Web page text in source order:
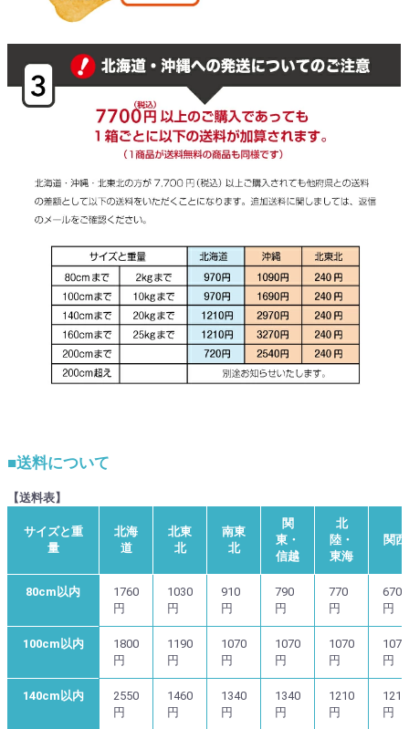
■送料について
【送料表】
サイズと重
量
北海
道
北東
北
南東
北
関
東・
信越
北
陸・
東海
関西
80cm以内
1760
円
1030
円
910
円
790
円
770
円
670
円
100cm以内
1800
円
1190
円
1070
円
1070
円
1070
円
1070
円
140cm以内
2550
円
1460
円
1340
円
1340
円
1210
円
1210
円